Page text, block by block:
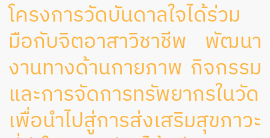
โครงการวัดบันดาลใจได้ร่วม
มือกับจิตอาสาวิชาชีพ พัฒนา
งานทางด้านกายภาพ กิจกรรม
และการจัดการทรัพยากรในวัด
เพื่อนำไปสู่การส่งเสริมสุขภาวะ